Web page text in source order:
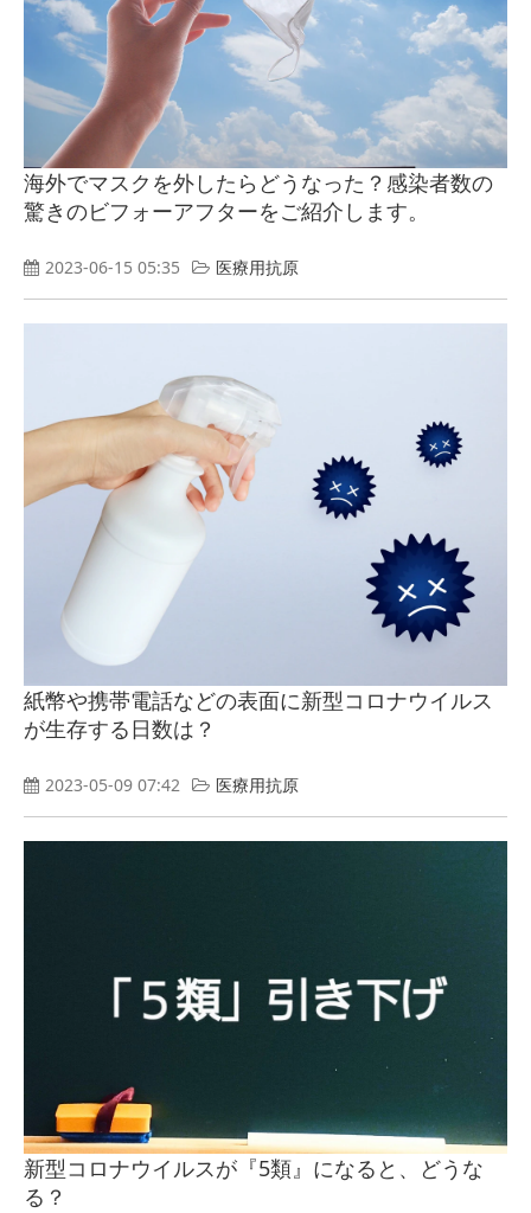
海外でマスクを外したらどうなった？感染者数の
驚きのビフォーアフターをご紹介します。
2023-06-15 05:35 医療用抗原
紙幣や携帯電話などの表面に新型コロナウイルス
が生存する日数は？
2023-05-09 07:42 医療用抗原
新型コロナウイルスが『5類』になると、どうな
る？